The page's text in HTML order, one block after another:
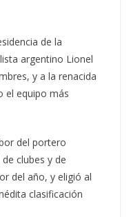
de la
argentino Lionel
y a la renacida
el equipo más
del portero
clubes y de
del año, y eligió al
clasificación